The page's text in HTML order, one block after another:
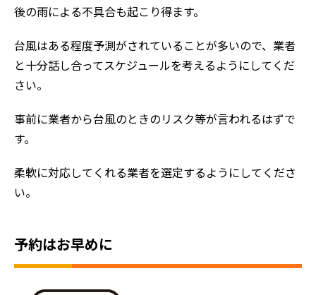
後の雨による不具合も起こり得ます。
台風はある程度予測がされていることが多いので、業者
と十分話し合ってスケジュールを考えるようにしてくだ
さい。
事前に業者から台風のときのリスク等が言われるはずで
す。
柔軟に対応してくれる業者を選定するようにしてくださ
い。
予約はお早めに